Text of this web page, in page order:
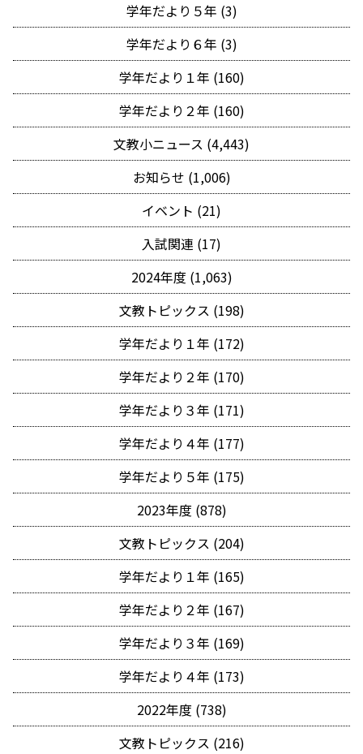
学年だより５年 (3)
学年だより６年 (3)
学年だより１年 (160)
学年だより２年 (160)
文教小ニュース (4,443)
お知らせ (1,006)
イベント (21)
入試関連 (17)
2024年度 (1,063)
文教トピックス (198)
学年だより１年 (172)
学年だより２年 (170)
学年だより３年 (171)
学年だより４年 (177)
学年だより５年 (175)
2023年度 (878)
文教トピックス (204)
学年だより１年 (165)
学年だより２年 (167)
学年だより３年 (169)
学年だより４年 (173)
2022年度 (738)
文教トピックス (216)